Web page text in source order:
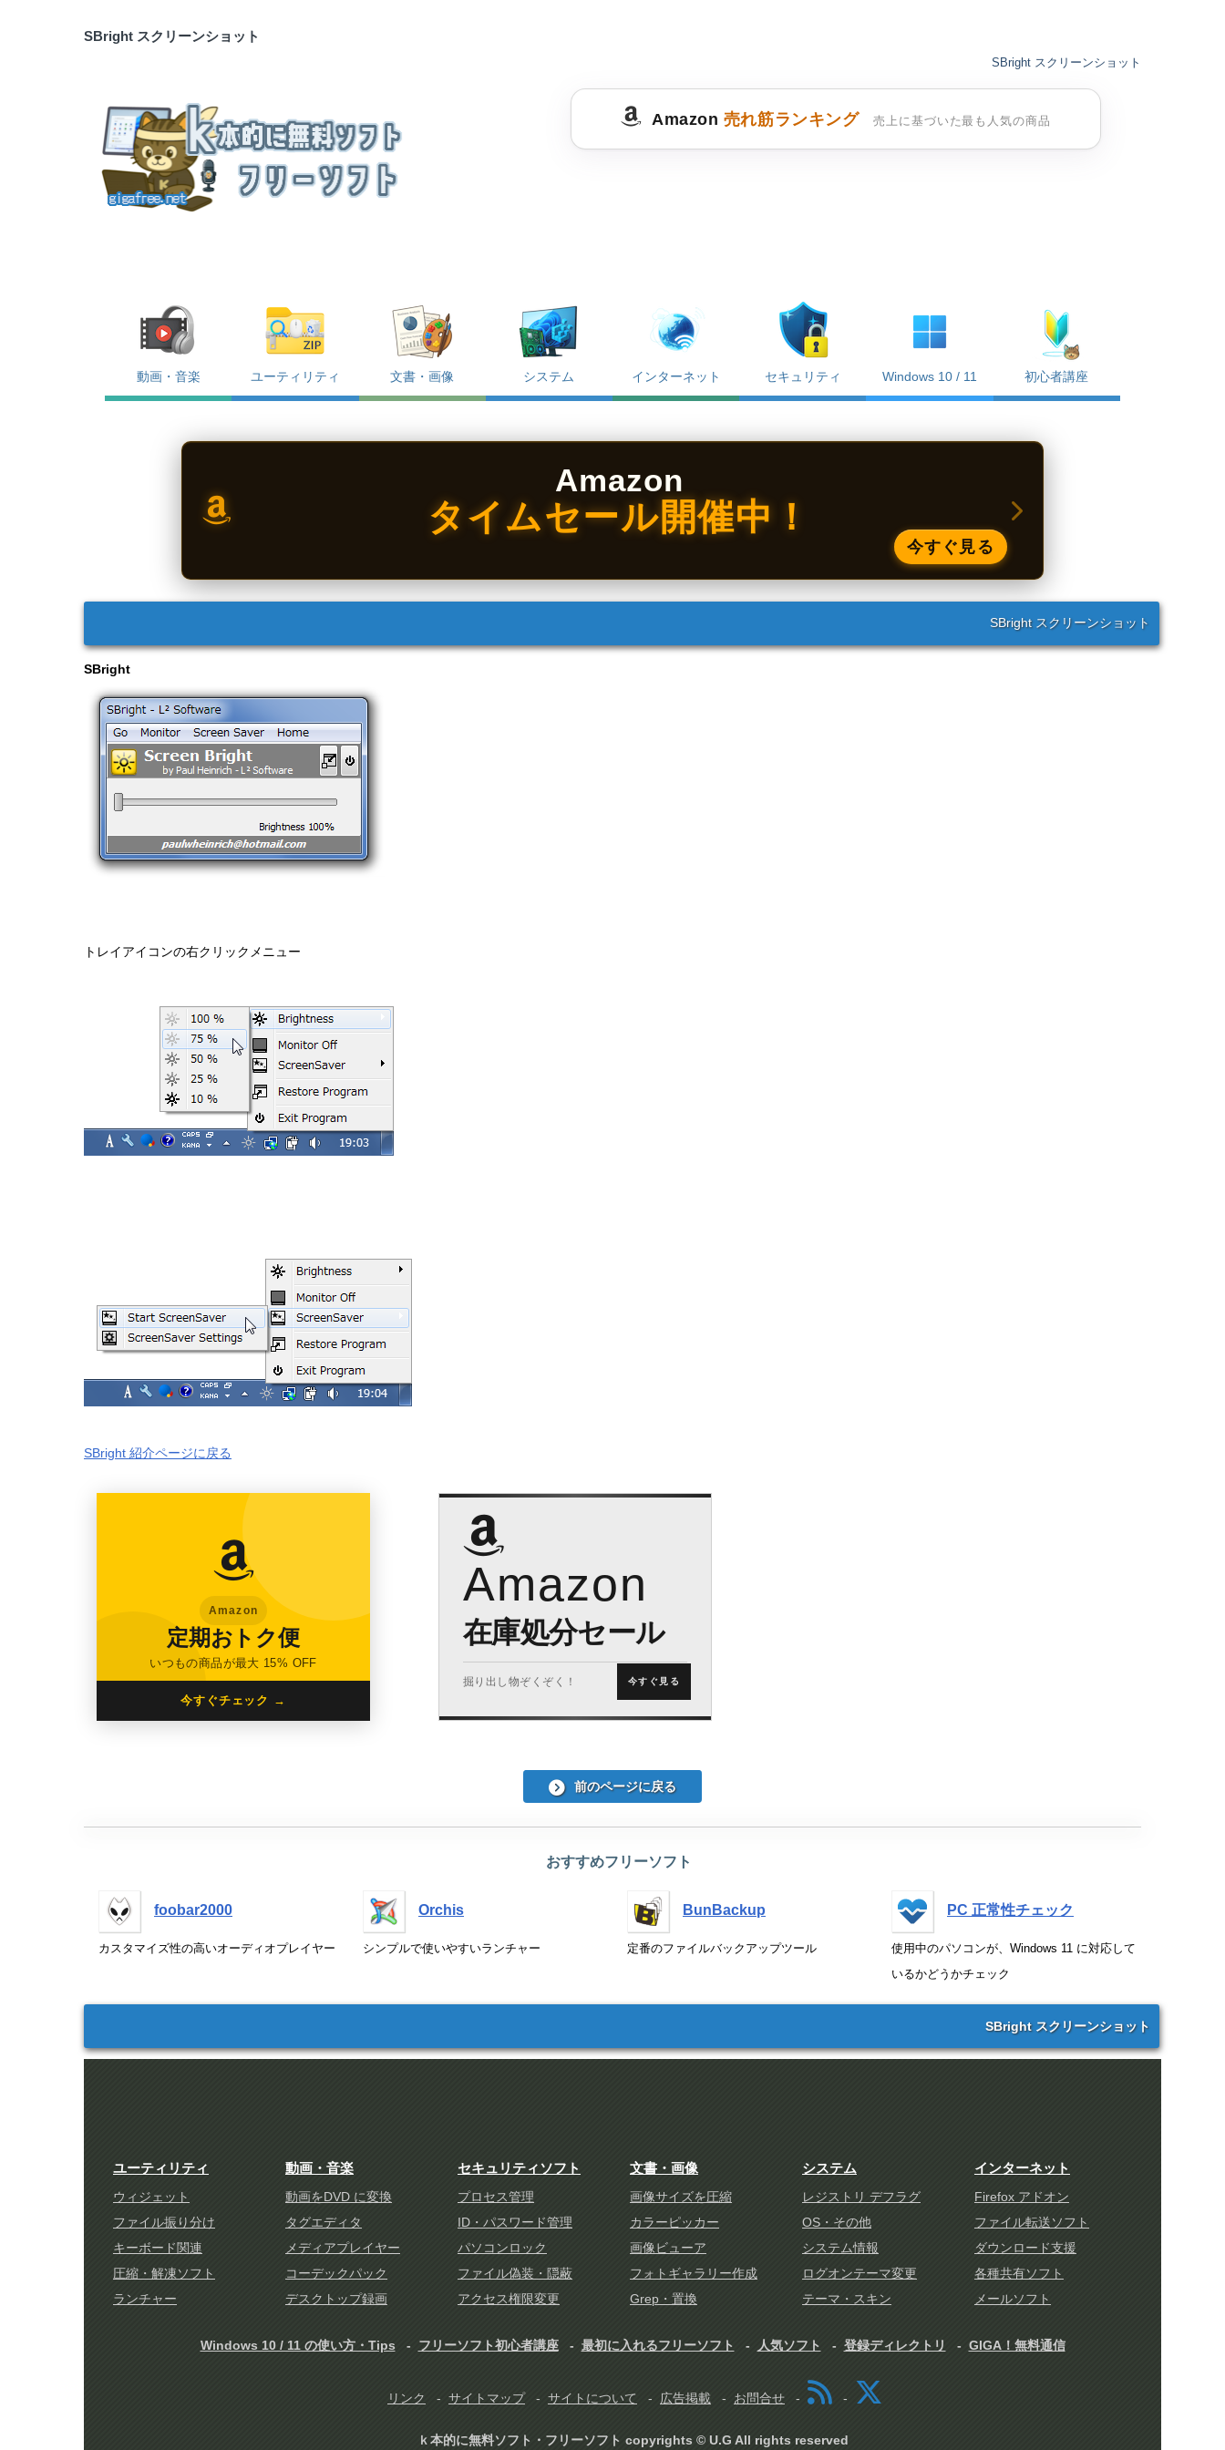
SBright スクリーンショット
SBright スクリーンショット
Amazon 売れ筋ランキング 売上に基づいた最も人気の商品
動画・音楽 ユーティリティ 文書・画像 システム インターネット セキュリティ Windows 10 / 11 初心者講座
Amazon
タイムセール開催中！
今すぐ見る
SBright スクリーンショット
SBright
トレイアイコンの右クリックメニュー
SBright 紹介ページに戻る
Amazon
定期おトク便
いつもの商品が最大 15% OFF
今すぐチェック →
Amazon
在庫処分セール
掘り出し物ぞくぞく！ 今すぐ見る
前のページに戻る
おすすめフリーソフト
foobar2000
カスタマイズ性の高いオーディオプレイヤー
Orchis
シンプルで使いやすいランチャー
BunBackup
定番のファイルバックアップツール
PC 正常性チェック
使用中のパソコンが、Windows 11 に対応して
いるかどうかチェック
SBright スクリーンショット
ユーティリティ
ウィジェット
ファイル振り分け
キーボード関連
圧縮・解凍ソフト
ランチャー
動画・音楽
動画をDVD に変換
タグエディタ
メディアプレイヤー
コーデックパック
デスクトップ録画
セキュリティソフト
プロセス管理
ID・パスワード管理
パソコンロック
ファイル偽装・隠蔽
アクセス権限変更
文書・画像
画像サイズを圧縮
カラーピッカー
画像ビューア
フォトギャラリー作成
Grep・置換
システム
レジストリ デフラグ
OS・その他
システム情報
ログオンテーマ変更
テーマ・スキン
インターネット
Firefox アドオン
ファイル転送ソフト
ダウンロード支援
各種共有ソフト
メールソフト
Windows 10 / 11 の使い方・Tips フリーソフト初心者講座 最初に入れるフリーソフト 人気ソフト 登録ディレクトリ GIGA！無料通信
リンク サイトマップ サイトについて 広告掲載 お問合せ
ｋ本的に無料ソフト・フリーソフト copyrights © U.G All rights reserved